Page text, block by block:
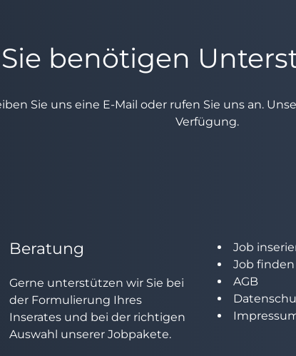
Sie benötigen
Sie uns eine E-Mail oder rufen Sie uns an.
Verfügung.
Beratung
Gerne unterstützen wir Sie bei
der Formulierung Ihres
Inserates und bei der richtigen
Auswahl unserer Jobpakete.
Job
Job finden
AGB